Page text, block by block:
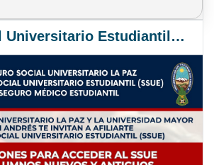
Seguro Social Universitario Estudiantil SSUE